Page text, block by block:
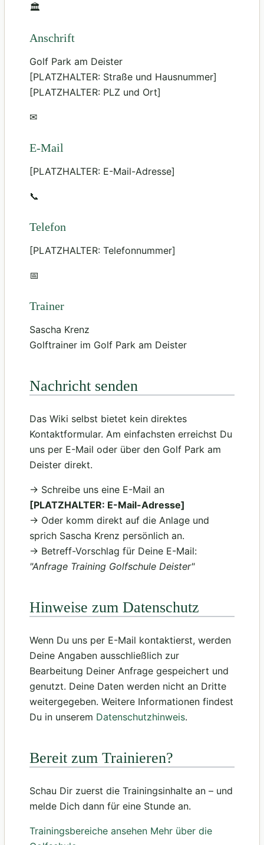
🏛
Anschrift
Golf Park am Deister
[PLATZHALTER: Straße und Hausnummer]
[PLATZHALTER: PLZ und Ort]
✉
E-Mail
[PLATZHALTER: E-Mail-Adresse]
📞
Telefon
[PLATZHALTER: Telefonnummer]
📅
Trainer
Sascha Krenz
Golftrainer im Golf Park am Deister
Nachricht senden
Das Wiki selbst bietet kein direktes
Kontaktformular. Am einfachsten erreichst Du
uns per E-Mail oder über den Golf Park am
Deister direkt.
→ Schreibe uns eine E-Mail an
[PLATZHALTER: E-Mail-Adresse]
→ Oder komm direkt auf die Anlage und
sprich Sascha Krenz persönlich an.
→ Betreff-Vorschlag für Deine E-Mail:
"Anfrage Training Golfschule Deister"
Hinweise zum Datenschutz
Wenn Du uns per E-Mail kontaktierst, werden
Deine Angaben ausschließlich zur
Bearbeitung Deiner Anfrage gespeichert und
genutzt. Deine Daten werden nicht an Dritte
weitergegeben. Weitere Informationen findest
Du in unserem Datenschutzhinweis.
Bereit zum Trainieren?
Schau Dir zuerst die Trainingsinhalte an – und
melde Dich dann für eine Stunde an.
Trainingsbereiche ansehen Mehr über die